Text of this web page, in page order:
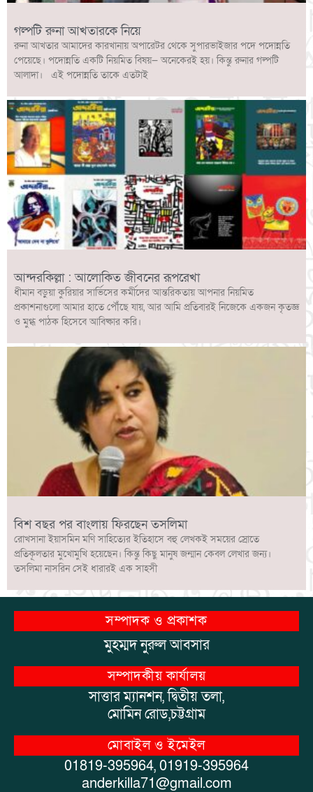
গল্পটি রুনা আখতারকে নিয়ে
রুনা আখতার আমাদের কারখানায় অপারেটর থেকে সুপারভাইজার পদে পদোন্নতি
পেয়েছে। পদোন্নতি একটি নিয়মিত বিষয়— অনেকেরই হয়। কিন্তু রুনার গল্পটি
আলাদা। এই পদোন্নতি তাকে এতটাই
আন্দরকিল্লা : আলোকিত জীবনের রূপরেখা
ধীমান বড়ুয়া কুরিয়ার সার্ভিসের কর্মীদের আন্তরিকতায় আপনার নিয়মিত
প্রকাশনাগুলো আমার হাতে পৌঁছে যায়, আর আমি প্রতিবারই নিজেকে একজন কৃতজ্ঞ
ও মুগ্ধ পাঠক হিসেবে আবিষ্কার করি।
বিশ বছর পর বাংলায় ফিরছেন তসলিমা
রোখসানা ইয়াসমিন মণি সাহিত্যের ইতিহাসে বহু লেখকই সময়ের স্রোতে
প্রতিকূলতার মুখোমুখি হয়েছেন। কিন্তু কিছু মানুষ জন্মান কেবল লেখার জন্য।
তসলিমা নাসরিন সেই ধারারই এক সাহসী
সম্পাদক ও প্রকাশক
মুহম্মদ নুরুল আবসার
সম্পাদকীয় কার্যালয়
সাত্তার ম্যানশন, দ্বিতীয় তলা,
মোমিন রোড,চট্টগ্রাম
মোবাইল ও ইমেইল
01819-395964, 01919-395964
anderkilla71@gmail.com